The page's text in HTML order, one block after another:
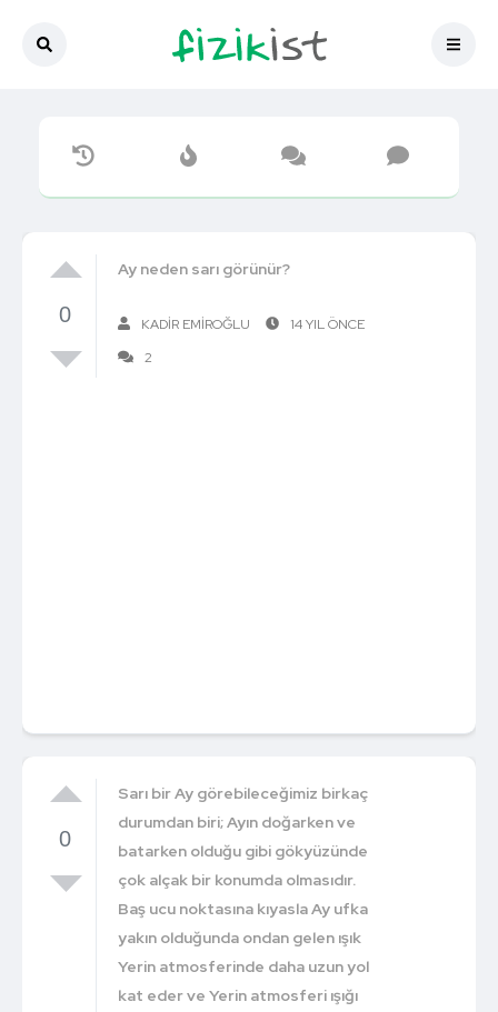
0
Ay neden sarı görünür?
KADIR EMIROĞLU
14 YIL ÖNCE
2
0
Sarı bir Ay görebileceğimiz birkaç
durumdan biri; Ayın doğarken ve
batarken olduğu gibi gökyüzünde
çok alçak bir konumda olmasıdır.
Baş ucu noktasına kıyasla Ay ufka
yakın olduğunda ondan gelen ışık
Yerin atmosferinde daha uzun yol
kat eder ve Yerin atmosferi ışığı